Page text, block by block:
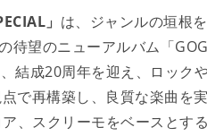
」 は、ジャンルの垣根
待望のニューアルバム「
結成20周年を迎え、ロック
で再構築し、良質な楽曲を
、スクリーモをベースとす